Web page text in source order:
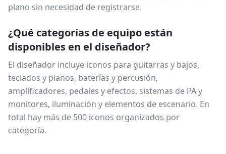
plano sin necesidad de registrarse.
¿Qué categorías de equipo están
disponibles en el diseñador?
El diseñador incluye iconos para guitarras y bajos,
teclados y pianos, baterías y percusión,
amplificadores, pedales y efectos, sistemas de PA y
monitores, iluminación y elementos de escenario. En
total hay más de 500 iconos organizados por
categoría.